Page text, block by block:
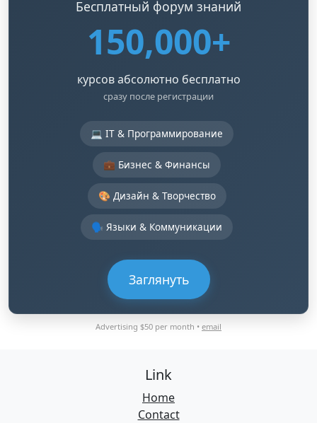
Бесплатный форум знаний
150,000+
курсов абсолютно бесплатно
сразу после регистрации
💻 IT & Программирование
💼 Бизнес & Финансы
🎨 Дизайн & Творчество
🗣️ Языки & Коммуникации
Заглянуть
Advertising $50 per month • email
Link
Home
Contact